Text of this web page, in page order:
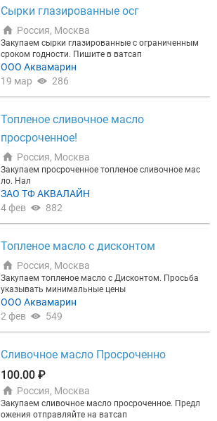
Сырки глазированные осг
Россия, Москва
Закупаем сырки глазированные с ограниченным
сроком годности. Пишите в ватсап
ООО Аквамарин
19 мар
286
Топленое сливочное масло
просроченное!
Россия, Москва
Закупаем просроченное топленое сливочное мас
ло. Нал
ЗАО ТФ АКВАЛАЙН
4 фев
882
Топленое масло с дисконтом
Россия, Москва
Закупаем топленое масло с Дисконтом. Просьба
указывать минимальные цены
ООО Аквамарин
2 фев
549
Сливочное масло Просроченно
100.00 ₽
Россия, Москва
Закупаем сливочное масло просроченное. Предл
ожения отправляйте на ватсап